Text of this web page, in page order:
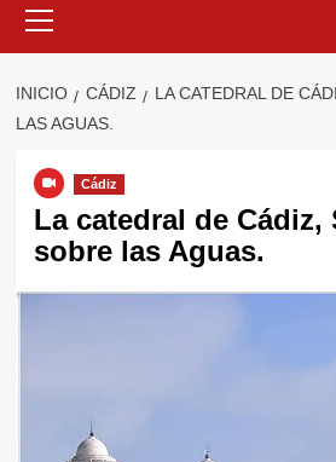
primario
INICIO CÁDIZ
LA CATEDRAL DE
LAS AGUAS.
Cádiz
La catedral de Cádiz,
sobre las Aguas.